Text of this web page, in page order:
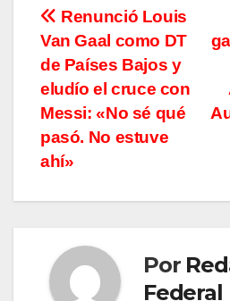
Navegación
de
entradas
Renunció Louis
Van Gaal como DT
de Países Bajos y
eludío el cruce con
Messi: «No sé qué
pasó. No estuve
ahí»
Por
Federal